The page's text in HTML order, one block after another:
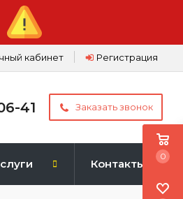
Регистрация
кабинет
41 Заказать звонок
Контакты
0